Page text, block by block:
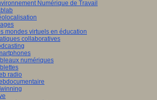
Numérique de Travail
mondes virtuels en éducation
collaboratives
numériques
radio